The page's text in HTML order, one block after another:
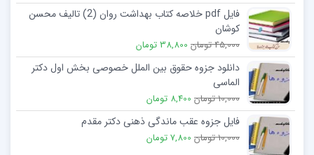
فایل pdf خلاصه کتاب بهداشت روان (2) تالیف محسن
کوشان
45,000 تومان 38,800 تومان
دانلود جزوه حقوق بین الملل خصوصی بخش اول دکتر
الماسی
10,000 تومان 8,400 تومان
فایل جزوه عقب ماندگی ذهنی دکتر مقدم
10,000 تومان 7,800 تومان